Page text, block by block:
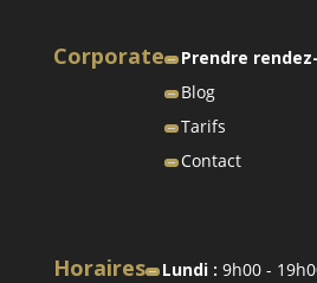
Corporate
Prendre
Blog
Tarifs
Contact
Horaires Lundi : 9h00 -